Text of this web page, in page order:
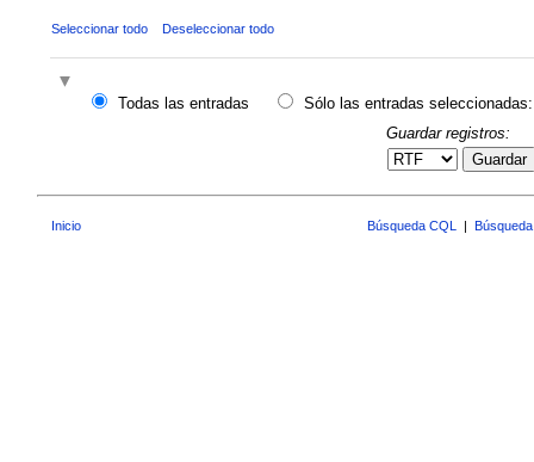
Seleccionar todo Deseleccionar todo
Todas las entradas
Sólo las entradas seleccionadas:
Guardar registros:
Guardar
Inicio Búsqueda CQL